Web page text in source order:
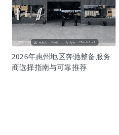
2026年惠州地区奔驰整备服务
商选择指南与可靠推荐